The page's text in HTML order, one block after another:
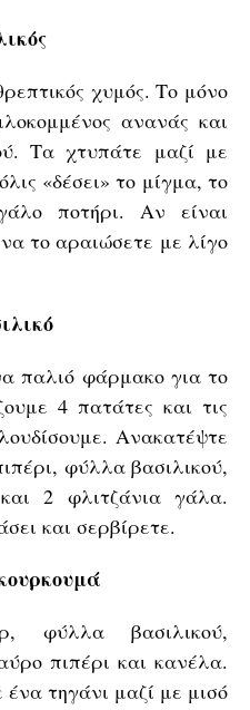
χυμός. Το μόνο
ανανάς και
Τα χτυπάτε μαζί με
«δέσει» το μίγμα, το
ποτήρι. Αν είναι
το αραιώσετε με λίγο
παλιό φάρμακο για το
4 πατάτες και τις
Ανακατέψτε
φύλλα βασιλικού,
2 φλιτζάνια γάλα.
και σερβίρετε.
φύλλα βασιλικού,
πιπέρι και κανέλα.
τηγάνι μαζί με μισό